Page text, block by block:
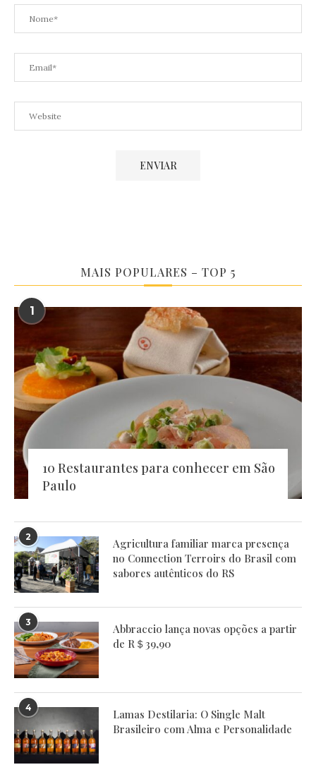
MAIS POPULARES – TOP 5
1
10 Restaurantes para conhecer em São
Paulo
2
Agricultura familiar marca presença
no Connection Terroirs do Brasil com
sabores autênticos do RS
3
Abbraccio lança novas opções a partir
de R＄39,90
4
Lamas Destilaria: O Single Malt
Brasileiro com Alma e Personalidade